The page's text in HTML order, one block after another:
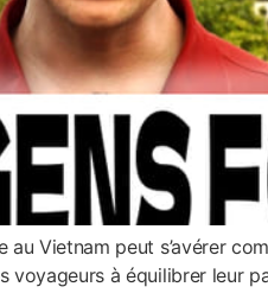
Vietnam peut s’avérer
à équilibrer leur